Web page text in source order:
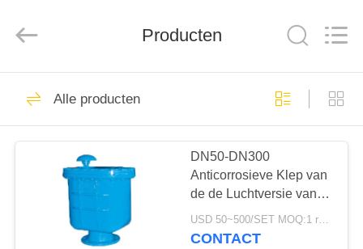
HUIS
PRODUCTEN
OVER
Ltd..
Gasdrukregelaar
Producten
Alle producten
DN50-DN300
Anticorrosieve Klep van
de de Luchtversie van
de roestvrij
staalKogelklep de
USD 50~500/SET MOQ:1 reeks
CONTACT